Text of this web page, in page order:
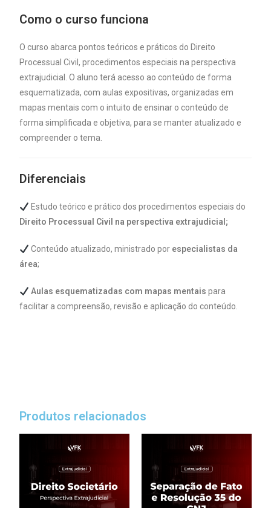
Como o curso funciona
O curso abarca pontos teóricos e práticos do Direito
Processual Civil, procedimentos especiais na perspectiva
extrajudicial. O aluno terá acesso ao conteúdo de forma
esquematizada, com aulas expositivas, organizadas em
mapas mentais com o intuito de ensinar o conteúdo de
forma simplificada e objetiva, para se manter atualizado e
compreender o tema.
Diferenciais
Estudo teórico e prático dos procedimentos especiais do
Direito Processual Civil na perspectiva extrajudicial;
Conteúdo atualizado, ministrado por especialistas da
área;
Aulas esquematizadas com mapas mentais para
facilitar a compreensão, revisão e aplicação do conteúdo.
Produtos relacionados